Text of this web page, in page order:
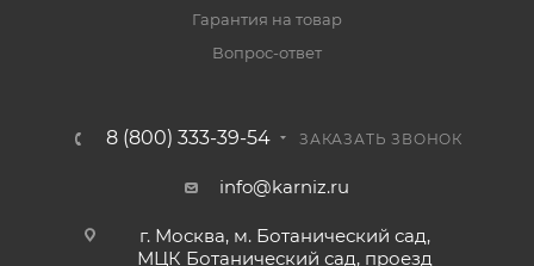
Гарантия на товар
Вопрос-ответ
8 (800) 333-39-54 ЗАКАЗАТЬ ЗВОНОК
info@karniz.ru
г. Москва, м. Ботанический сад,
МЦК Ботанический сад, проезд